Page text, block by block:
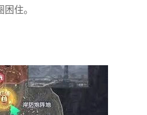
住。